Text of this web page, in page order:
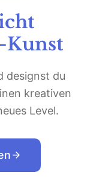
Kunst
designst du
kreativen
Level.